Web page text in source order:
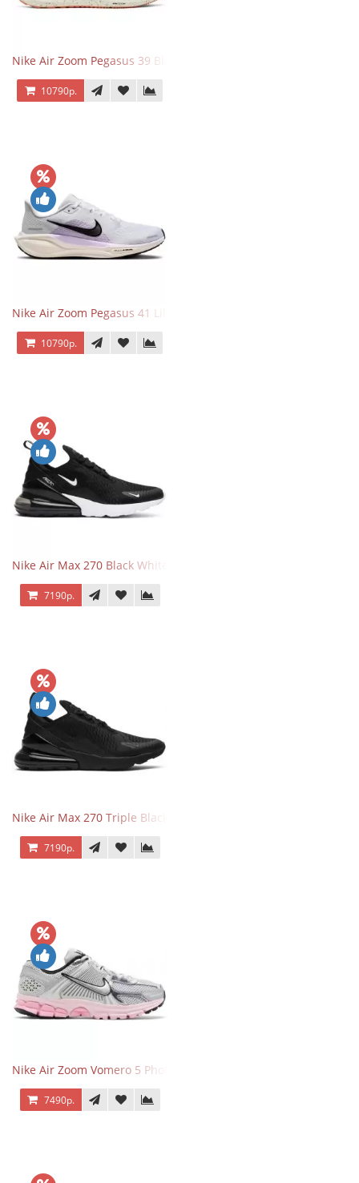
Nike Air Zoom Pegasus 39 Black White Orange
10790р.
Nike Air Zoom Pegasus 41 Lilac Bloom
10790р.
Nike Air Max 270 Black White
7190р.
Nike Air Max 270 Triple Black
7190р.
Nike Air Zoom Vomero 5 Photon Dust Pink Foam
7490р.